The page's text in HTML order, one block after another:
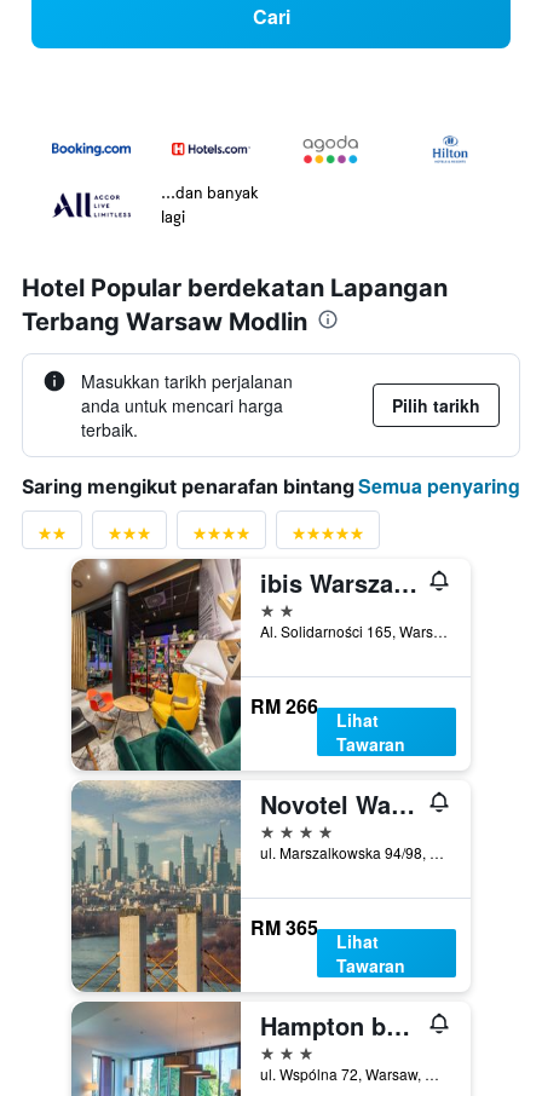
Cari
...dan banyak
lagi
Hotel Popular berdekatan Lapangan
Terbang Warsaw Modlin
Masukkan tarikh perjalanan
anda untuk mencari harga
terbaik.
Pilih tarikh
Saring mengikut penarafan bintangSemua penyaring
ibis Warszawa Centrum
2 bintang
Al. Solidarności 165, Warsaw, Mazowieckie, Poland
RM 266
Lihat
Tawaran
Novotel Warsaw Center
4 bintang
ul. Marszalkowska 94/98, Warsaw, Mazowieckie, Poland
RM 365
Lihat
Tawaran
Hampton by Hilton Warsaw City Centre
3 bintang
ul. Wspólna 72, Warsaw, Mazowieckie, Poland